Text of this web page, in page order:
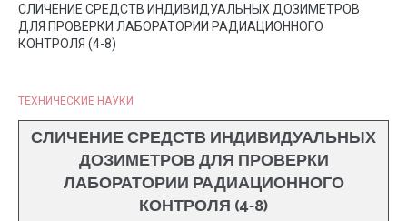
СЛИЧЕНИЕ СРЕДСТВ ИНДИВИДУАЛЬНЫХ ДОЗИМЕТРОВ
ДЛЯ ПРОВЕРКИ ЛАБОРАТОРИИ РАДИАЦИОННОГО
КОНТРОЛЯ (4-8)
ТЕХНИЧЕСКИЕ НАУКИ
СЛИЧЕНИЕ СРЕДСТВ ИНДИВИДУАЛЬНЫХ
ДОЗИМЕТРОВ ДЛЯ ПРОВЕРКИ
ЛАБОРАТОРИИ РАДИАЦИОННОГО
КОНТРОЛЯ (4-8)